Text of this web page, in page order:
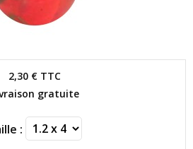
2,30 € TTC
gratuite
: